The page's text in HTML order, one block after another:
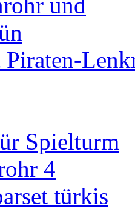
Piraten-